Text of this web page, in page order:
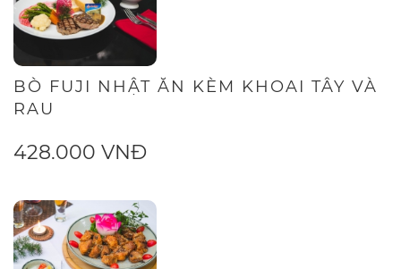
BÒ FUJI NHẬT ĂN KÈM KHOAI TÂY VÀ
RAU
428.000 VNĐ